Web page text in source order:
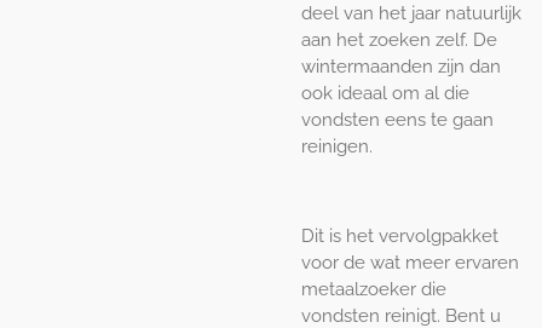
deel van het jaar natuurlijk
aan het zoeken zelf. De
wintermaanden zijn dan
ook ideaal om al die
vondsten eens te gaan
reinigen.
Dit is het vervolgpakket
voor de wat meer ervaren
metaalzoeker die
vondsten reinigt. Bent u